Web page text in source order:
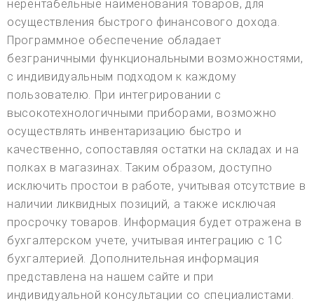
нерентабельные наименования товаров, для
осуществления быстрого финансового дохода.
Программное обеспечение обладает
безграничными функциональными возможностями,
с индивидуальным подходом к каждому
пользователю. При интегрировании с
высокотехнологичными приборами, возможно
осуществлять инвентаризацию быстро и
качественно, сопоставляя остатки на складах и на
полках в магазинах. Таким образом, доступно
исключить простои в работе, учитывая отсутствие в
наличии ликвидных позиций, а также исключая
просрочку товаров. Информация будет отражена в
бухгалтерском учете, учитывая интеграцию с 1С
бухгалтерией. Дополнительная информация
представлена на нашем сайте и при
индивидуальной консультации со специалистами.